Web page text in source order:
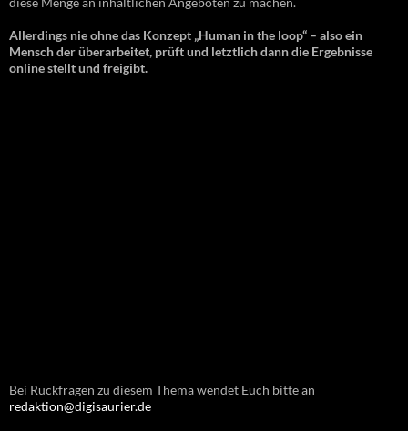
Allerdings nie ohne das Konzept „Human in the loop“ – also ein
Mensch der überarbeitet, prüft und letztlich dann die Ergebnisse
online stellt und freigibt.
Bei Rückfragen zu diesem Thema wendet Euch bitte an
redaktion@digisaurier.de